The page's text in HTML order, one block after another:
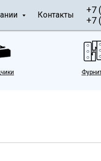
Контакты
+7
+7